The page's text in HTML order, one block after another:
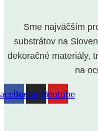
Sme najväčším
substrátov na
dekoračné materiály,
na
InstagramYoutube